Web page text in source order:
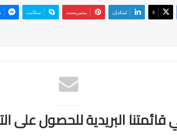
‫X لينكدإن بينتيريست سكايب
البريدية للحصول على